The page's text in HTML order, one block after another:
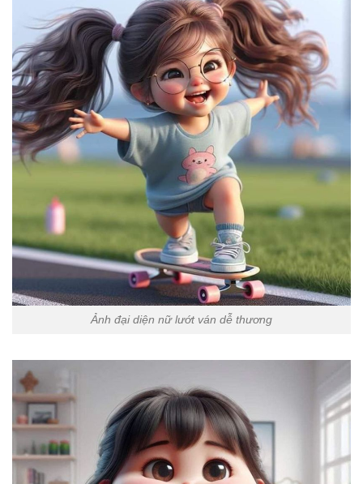
Ảnh đại diện nữ lướt ván dễ thương